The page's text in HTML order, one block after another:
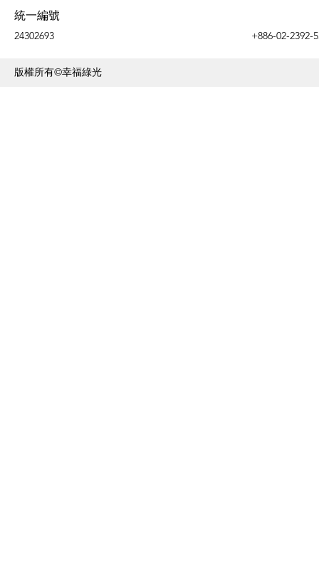
統一編號
24302693 +886-02-2392-
版權所有©幸福綠光